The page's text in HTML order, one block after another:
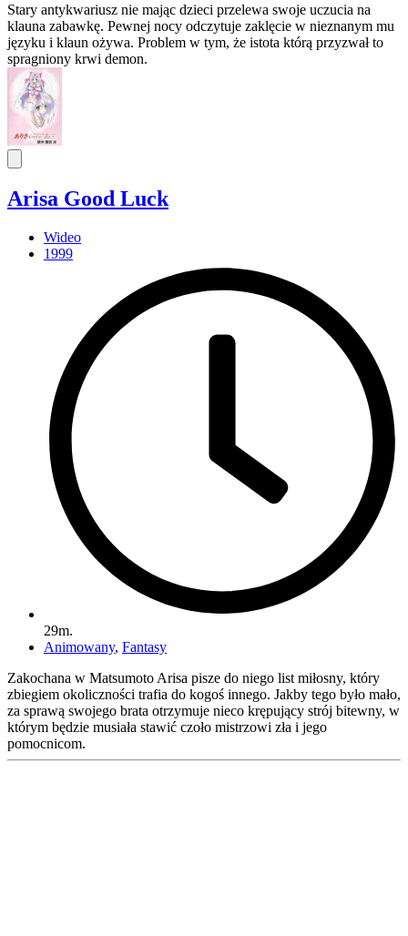
Stary antykwariusz nie mając dzieci przelewa swoje uczucia na
klauna zabawkę. Pewnej nocy odczytuje zaklęcie w nieznanym mu
języku i klaun ożywa. Problem w tym, że istota którą przyzwał to
spragniony krwi demon.
Arisa Good Luck
Wideo
1999
29m.
Animowany, Fantasy
Zakochana w Matsumoto Arisa pisze do niego list miłosny, który
zbiegiem okoliczności trafia do kogoś innego. Jakby tego było mało,
za sprawą swojego brata otrzymuje nieco krępujący strój bitewny, w
którym będzie musiała stawić czoło mistrzowi zła i jego
pomocnicom.